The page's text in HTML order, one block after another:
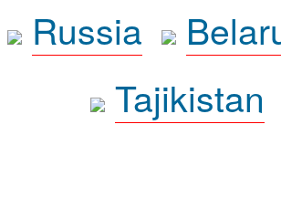
Russia
Tajikistan